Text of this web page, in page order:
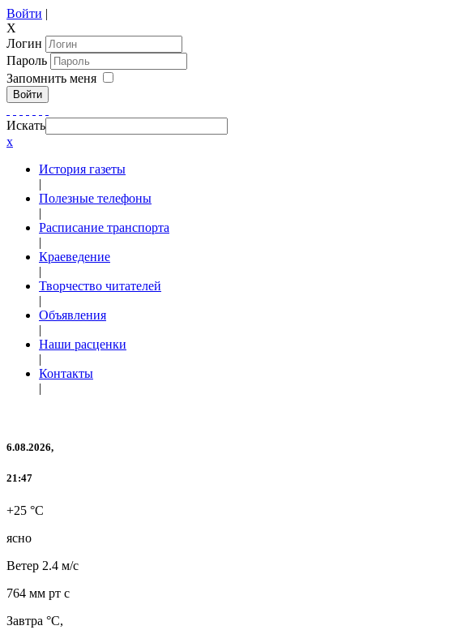
Войти |
X
Логин
Пароль
Запомнить меня
Войти
Искать
x
История газеты
|
Полезные телефоны
|
Расписание транспорта
|
Краеведение
|
Творчество читателей
|
Объявления
|
Наши расценки
|
Контакты
|
6.08.2026,
21:47
+25 °C
ясно
Ветер 2.4 м/с
764 мм рт с
Завтра °C,